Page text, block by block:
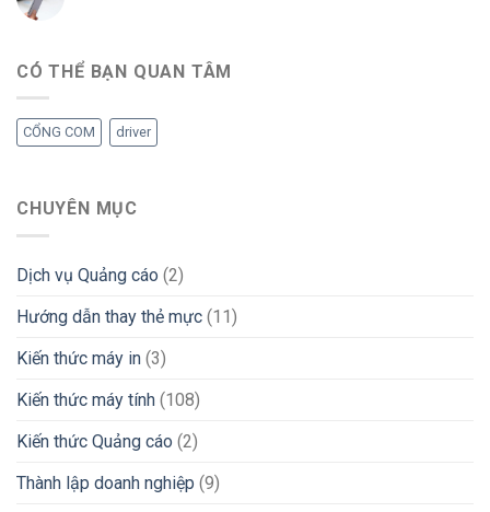
CÓ THỂ BẠN QUAN TÂM
CỔNG COM driver
CHUYÊN MỤC
Dịch vụ Quảng cáo (2)
Hướng dẫn thay thẻ mực (11)
Kiến thức máy in (3)
Kiến thức máy tính (108)
Kiến thức Quảng cáo (2)
Thành lập doanh nghiệp (9)